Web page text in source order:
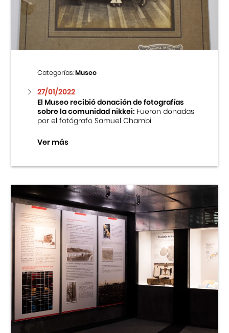
Centro Cultural Peruano Japonés
Museo de la Inmigración Japonesa
Fondo Editorial
Teatro Peruano Japonés
Categorías:Museo
27/01/2022
El Museo recibió donación de fotografías
sobre la comunidad nikkei:Fueron donadas
por el fotógrafo Samuel Chambi
Ver más